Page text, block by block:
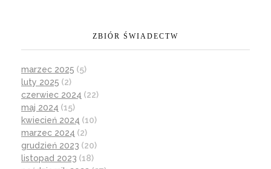
ZBIÓR ŚWIADECTW
marzec 2025 (5)
luty 2025 (2)
czerwiec 2024 (22)
maj 2024 (15)
kwiecień 2024 (10)
marzec 2024 (2)
grudzień 2023 (20)
listopad 2023 (18)